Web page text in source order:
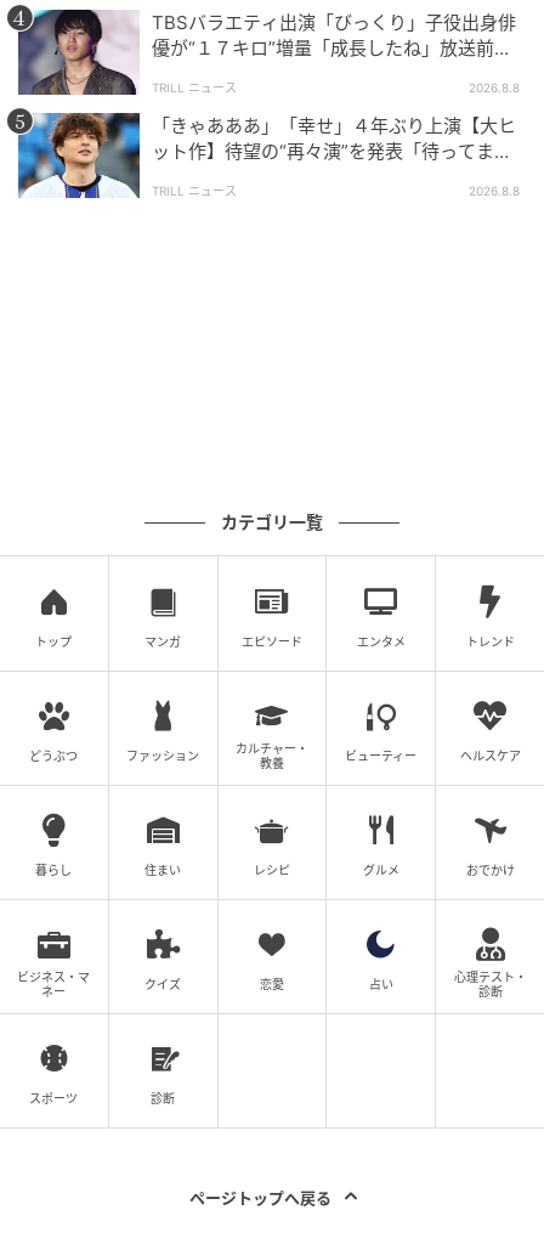
TBSバラエティ出演「びっくり」子役出身俳
優が“１７キロ”増量「成長したね」放送前か
TRILL ニュース 2026.8.8
「きゃあああ」「幸せ」４年ぶり上演【大ヒ
ット作】待望の“再々演”を発表「待ってまし
TRILL ニュース 2026.8.8
カテゴリ一覧
トップ マンガ エピソード エンタメ トレンド
どうぶつ ファッション
カルチャー・
教養
ビューティー ヘルスケア
暮らし 住まい レシピ グルメ おでかけ
ビジネス・マ
ネー
クイズ 恋愛 占い
心理テスト・
診断
スポーツ 診断
ページトップへ戻る